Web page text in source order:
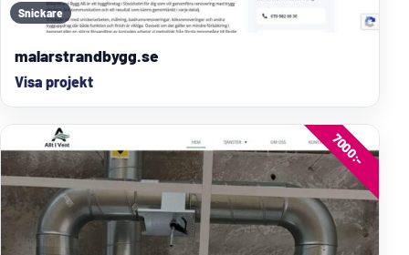
Snickare
malarstrandbygg.se
Visa projekt
7000:-